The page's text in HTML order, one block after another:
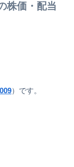
株価・配当
）です。